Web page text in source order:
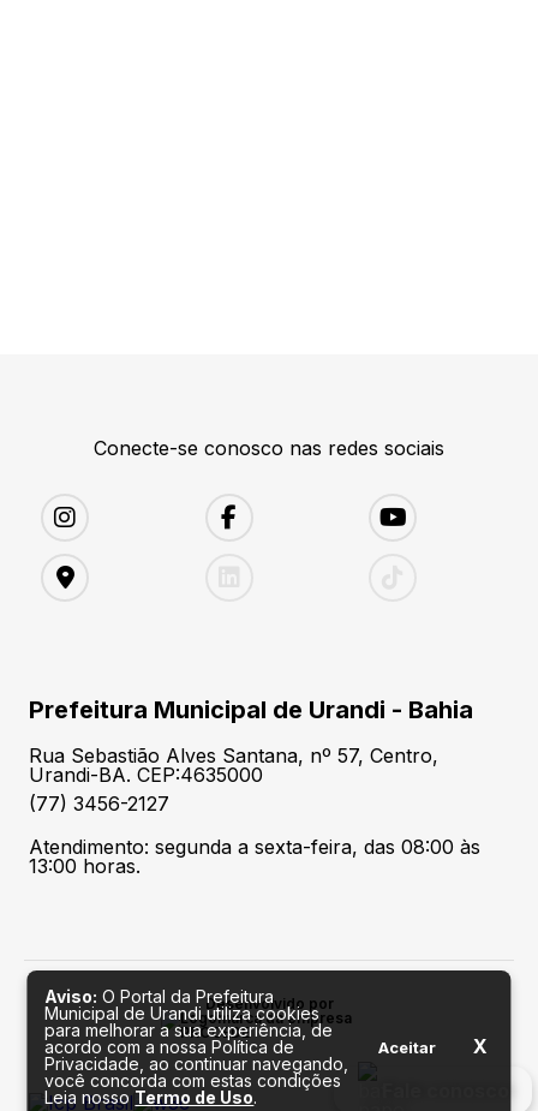
Conecte-se conosco nas redes sociais
Prefeitura Municipal de Urandi - Bahia
Rua Sebastião Alves Santana, nº 57, Centro,
Urandi-BA. CEP:4635000
(77) 3456-2127
Atendimento: segunda a sexta-feira, das 08:00 às
13:00 horas.
Desenvolvido por
Aviso: O Portal da Prefeitura
Municipal de Urandi utiliza cookies
para melhorar a sua experiência, de
acordo com a nossa Política de
Privacidade, ao continuar navegando,
você concorda com estas condições
Leia nossoTermo de Uso.
Aceitar X